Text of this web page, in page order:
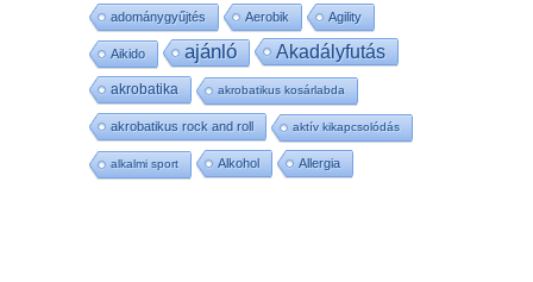
adománygyűjtés Aerobik Agility
Aikido ajánló Akadályfutás
akrobatika akrobatikus kosárlabda
akrobatikus rock and roll aktív kikapcsolódás
alkalmi sport Alkohol Allergia